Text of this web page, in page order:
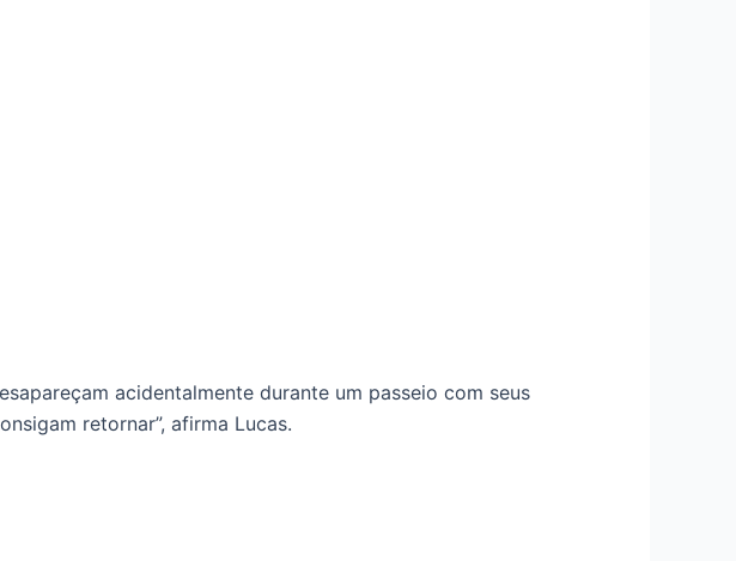
acidentalmente durante um passeio com seus
retornar”, afirma Lucas.